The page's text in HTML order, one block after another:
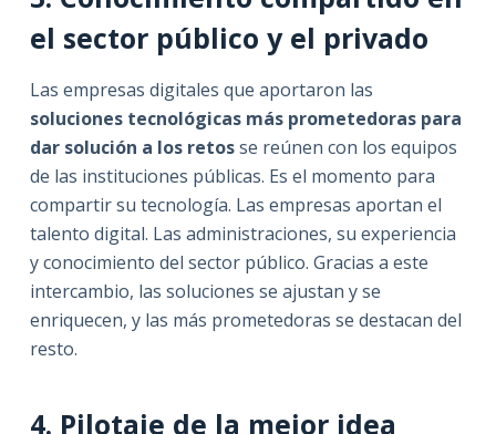
el sector público y el privado
Las empresas digitales que aportaron las
soluciones tecnológicas más prometedoras para
dar solución a los retosse reúnen con los equipos
de las instituciones públicas. Es el momento para
compartir su tecnología. Las empresas aportan el
talento digital. Las administraciones, su experiencia
y conocimiento del sector público. Gracias a este
intercambio, las soluciones se ajustan y se
enriquecen, y las más prometedoras se destacan del
resto.
4. Pilotaje de la mejor idea